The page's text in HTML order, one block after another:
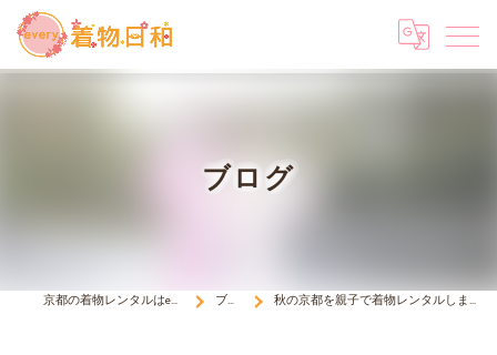
ブログ
京都の着物レンタルはevery 着物日和 ブログ 秋の京都を親子で着物レンタルしませんか￥１９５０～